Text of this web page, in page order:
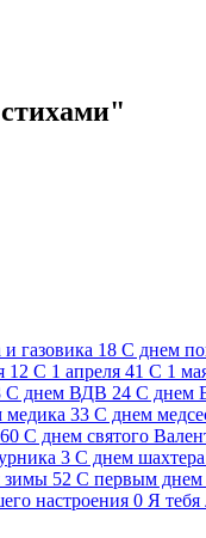
газовика 18 C днем
12 С 1 апреля 41 С 1
С днем ВДВ 24 С днем
33 С днем
60 С днем святого
3 С днем шахтера
зимы 52 С первым днем
настроения 0 Я